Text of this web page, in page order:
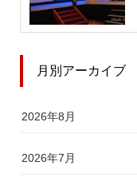
月別アーカイブ
2026年8月
2026年7月